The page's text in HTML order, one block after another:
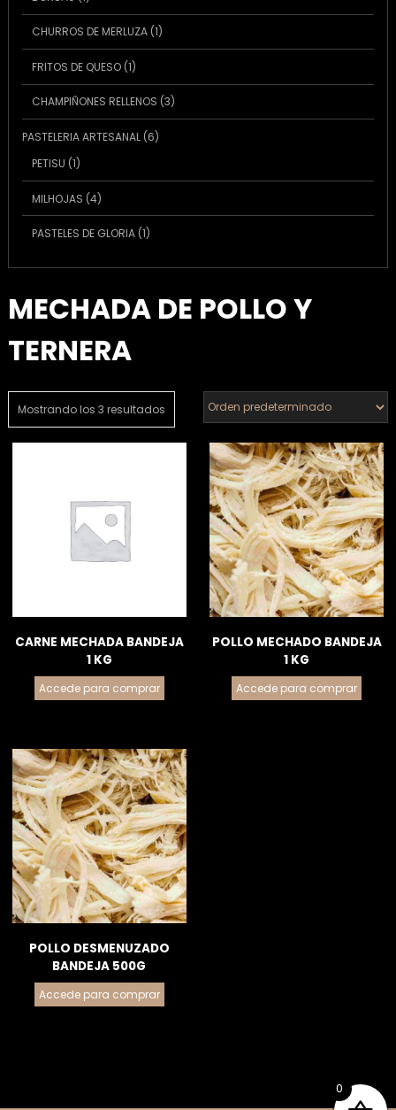
producto
CHURROS DE MERLUZA 11
producto
FRITOS DE QUESO 11
producto
CHAMPIÑONES RELLENOS 33
productos
PASTELERIA ARTESANAL 66
PETISU 11
producto
MILHOJAS 44
productos
PASTELES DE GLORIA 11
MECHADA DE POLLO Y
TERNERA
Mostrando los 3 resultados
CARNE MECHADA BANDEJA
1 KG
Accede para comprar
POLLO MECHADO BANDEJA
1 KG
Accede para comprar
POLLO DESMENUZADO
BANDEJA 500G
Accede para comprar
0